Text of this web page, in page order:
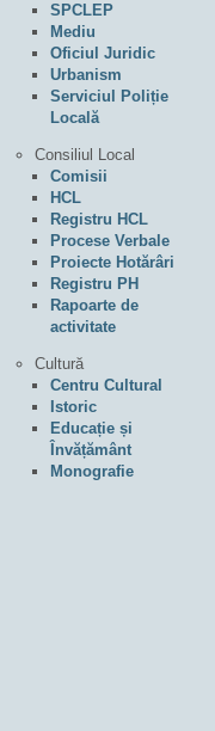
SPCLEP
Mediu
Oficiul Juridic
Urbanism
Serviciul Poliție
Locală
Consiliul Local
Comisii
HCL
Registru HCL
Procese Verbale
Proiecte Hotărâri
Registru PH
Rapoarte de
activitate
Cultură
Centru Cultural
Istoric
Educație și
Învățământ
Monografie